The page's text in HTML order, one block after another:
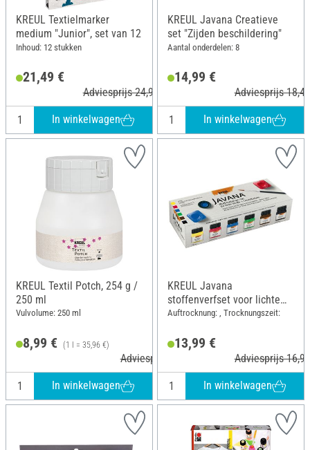
KREUL Textielmarker
medium "Junior", set van 12
Inhoud: 12 stukken
21,49 €
Adviesprijs 24,99 €
In winkelwagen
KREUL Javana Creatieve
set "Zijden beschildering"
Aantal onderdelen: 8
14,99 €
Adviesprijs
In winkelwagen
KREUL Textil Potch, 254 g /
250 ml
Vulvolume: 250 ml
8,99 € (1 l = 35,96 €)
Adviesprijs 10,79 €
In winkelwagen
KREUL Javana
stoffenverfset voor lichte
stoffen "Basiskleuren"
Auftrocknung: , Trocknungszeit:
13,99 €
Adviesprijs
In winkelwagen